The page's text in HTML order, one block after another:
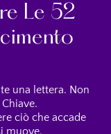
Le 52
una lettera. Non
ciò che accade
muove.